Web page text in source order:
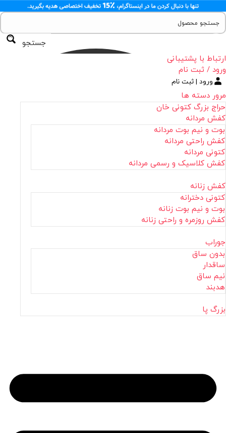
جستجو
ارتباط با پشتیبانی
ورود / ثبت نام
ورود | ثبت نام
مرور دسته ها
حراج بزرگ کتونی خان
کفش مردانه
بوت و نیم بوت مردانه
کفش راحتی مردانه
کتونی مردانه
کفش کلاسیک و رسمی مردانه
کفش زنانه
کتونی دخترانه
بوت و نیم بوت زنانه
کفش روزمره و راحتی زنانه
جوراب
بدون ساق
ساقدار
نیم ساق
هدبند
بزرگ پا